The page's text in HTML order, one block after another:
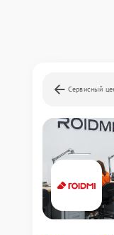
Сервисный